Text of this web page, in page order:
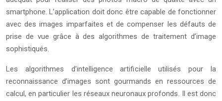
smartphone. L’application doit donc être capable de fonctionner
avec des images imparfaites et de compenser les défauts de
prise de vue grâce à des algorithmes de traitement d’image
sophistiqués.
Les algorithmes d’intelligence artificielle utilisés pour la
reconnaissance d’images sont gourmands en ressources de
calcul, en particulier les réseaux neuronaux profonds. Il est donc